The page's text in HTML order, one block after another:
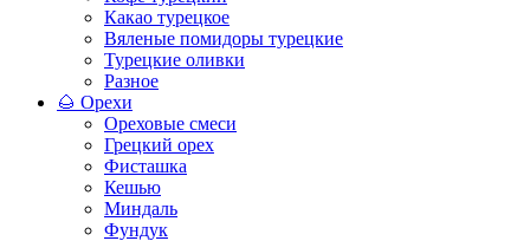
Какао турецкое
Вяленые помидоры турецкие
Турецкие оливки
Разное
🌰 Орехи
Ореховые смеси
Грецкий орех
Фисташка
Кешью
Миндаль
Фундук